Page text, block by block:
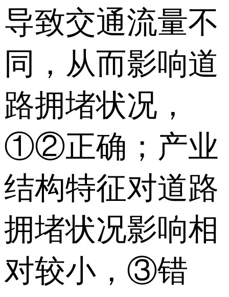
导致交通流量不
同，从而影响道
路拥堵状况，
①②正确；产业
结构特征对道路
拥堵状况影响相
对较小，③错